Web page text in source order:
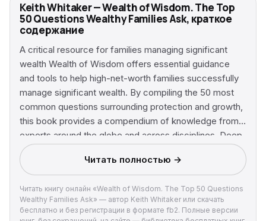
Keith Whitaker — Wealth of Wisdom. The Top
50 Questions Wealthy Families Ask, краткое
содержание
A critical resource for families managing significant
wealth Wealth of Wisdom offers essential guidance
and tools to help high-net-worth families successfully
manage significant wealth. By compiling the 50 most
common questions surrounding protection and growth,
this book provides a compendium of knowledge from
experts around the globe and across disciplines. Deep
insight and thoughtful answers put an end to
uncertainty, and help lay to rest the issues you have
been wrestling with for years; by divulging central
lessons and explaining practical actions you can take
today, this book gives you the critical information you
Читать полностью →
Читать книгу онлайн «Wealth of Wisdom. The Top 50 Questions
Wealthy Families Ask» — автор Keith Whitaker или скачать
бесплатно и без регистрации в формате fb2. Полные версии